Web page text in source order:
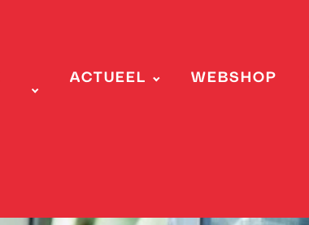
ACTUEEL WEBSHOP